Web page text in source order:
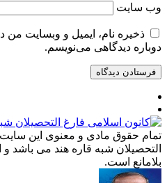
وب‌ سایت
ذخیره نام، ایمیل و وبسایت من
دوباره دیدگاهی می‌نویسم.
تمام حقوق مادی و معنوی این
التحصیلان شبه قاره هند می باشد و
بلامانع است.